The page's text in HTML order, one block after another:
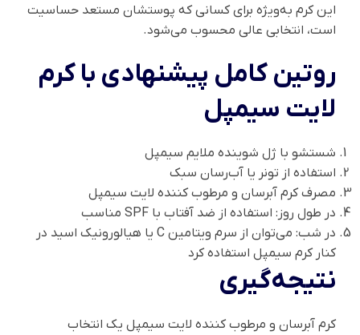
این کرم به‌ویژه برای کسانی که پوستشان مستعد حساسیت
است، انتخابی عالی محسوب می‌شود.
روتین کامل پیشنهادی با کرم
لایت سیمپل
شستشو با ژل شوینده ملایم سیمپل
استفاده از تونر یا آب‌رسان سبک
مصرف کرم آبرسان و مرطوب کننده لایت سیمپل
در طول روز: استفاده از ضد آفتاب با SPF مناسب
در شب: می‌توان از سرم ویتامین C یا هیالورونیک اسید در
کنار کرم سیمپل استفاده کرد
نتیجه‌گیری
کرم آبرسان و مرطوب کننده لایت سیمپل یک انتخاب